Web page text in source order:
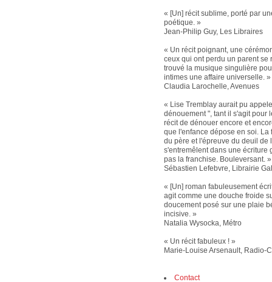
« [Un] récit sublime, porté par
poétique. »
Jean-Philip Guy, Les Libraires
« Un récit poignant, une
ceux qui ont perdu un parent se
trouvé la musique singulière
intimes une affaire universelle. »
Claudia Larochelle, Avenues
« Lise Tremblay aurait pu
dénouement ", tant il s'agit pour
récit de dénouer encore et
que l'enfance dépose en soi.
du père et l'épreuve du deuil de
s'entremêlent dans une écriture
pas la franchise. Bouleversant. »
Sébastien Lefebvre, Librairie
« [Un] roman fabuleusement
agit comme une douche froide
doucement posé sur une plaie
incisive. »
Natalia Wysocka, Métro
« Un récit fabuleux ! »
Marie-Louise Arsenault, Radio-
Contact